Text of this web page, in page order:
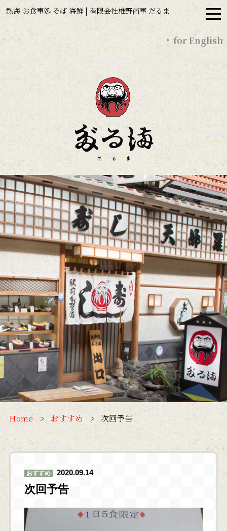
熱海 お食事処 そば 海鮮 | 有限会社椎野商事 だるま
for English
Home おすすめ 次回予告
おすすめ 2020.09.14
次回予告